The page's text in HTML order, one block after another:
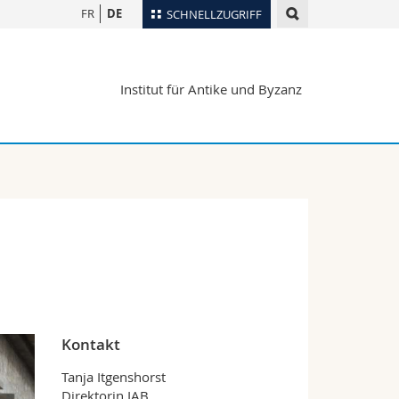
SCHNELLZUGRIFF
Ortsplan
Webmail
FR DE
Institut für Antike und Byzanz
Kontakt
Tanja Itgenshorst
Direktorin IAB